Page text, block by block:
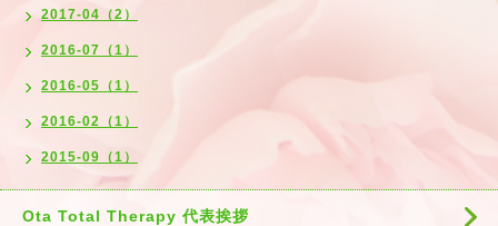
2017-04（2）
2016-07（1）
2016-05（1）
2016-02（1）
2015-09（1）
Ota Total Therapy 代表挨拶